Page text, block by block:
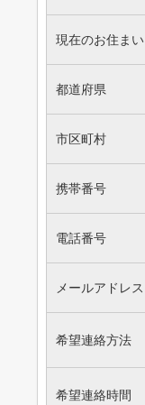
現在のお住まい
都道府県
市区町村
携帯番号
電話番号
メールアドレス
希望連絡方法
希望連絡時間